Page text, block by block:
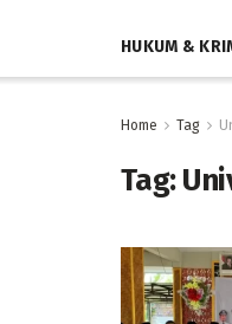
HUKUM &
Home Tag
Tag: